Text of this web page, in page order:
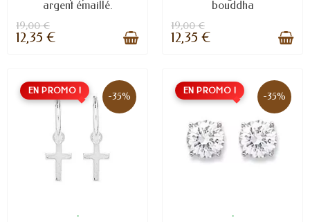
argent émaillé.
19,00 €
12,35 €
bouddha
19,00 €
12,35 €
EN PROMO ! -35%
.
EN PROMO ! -35%
.